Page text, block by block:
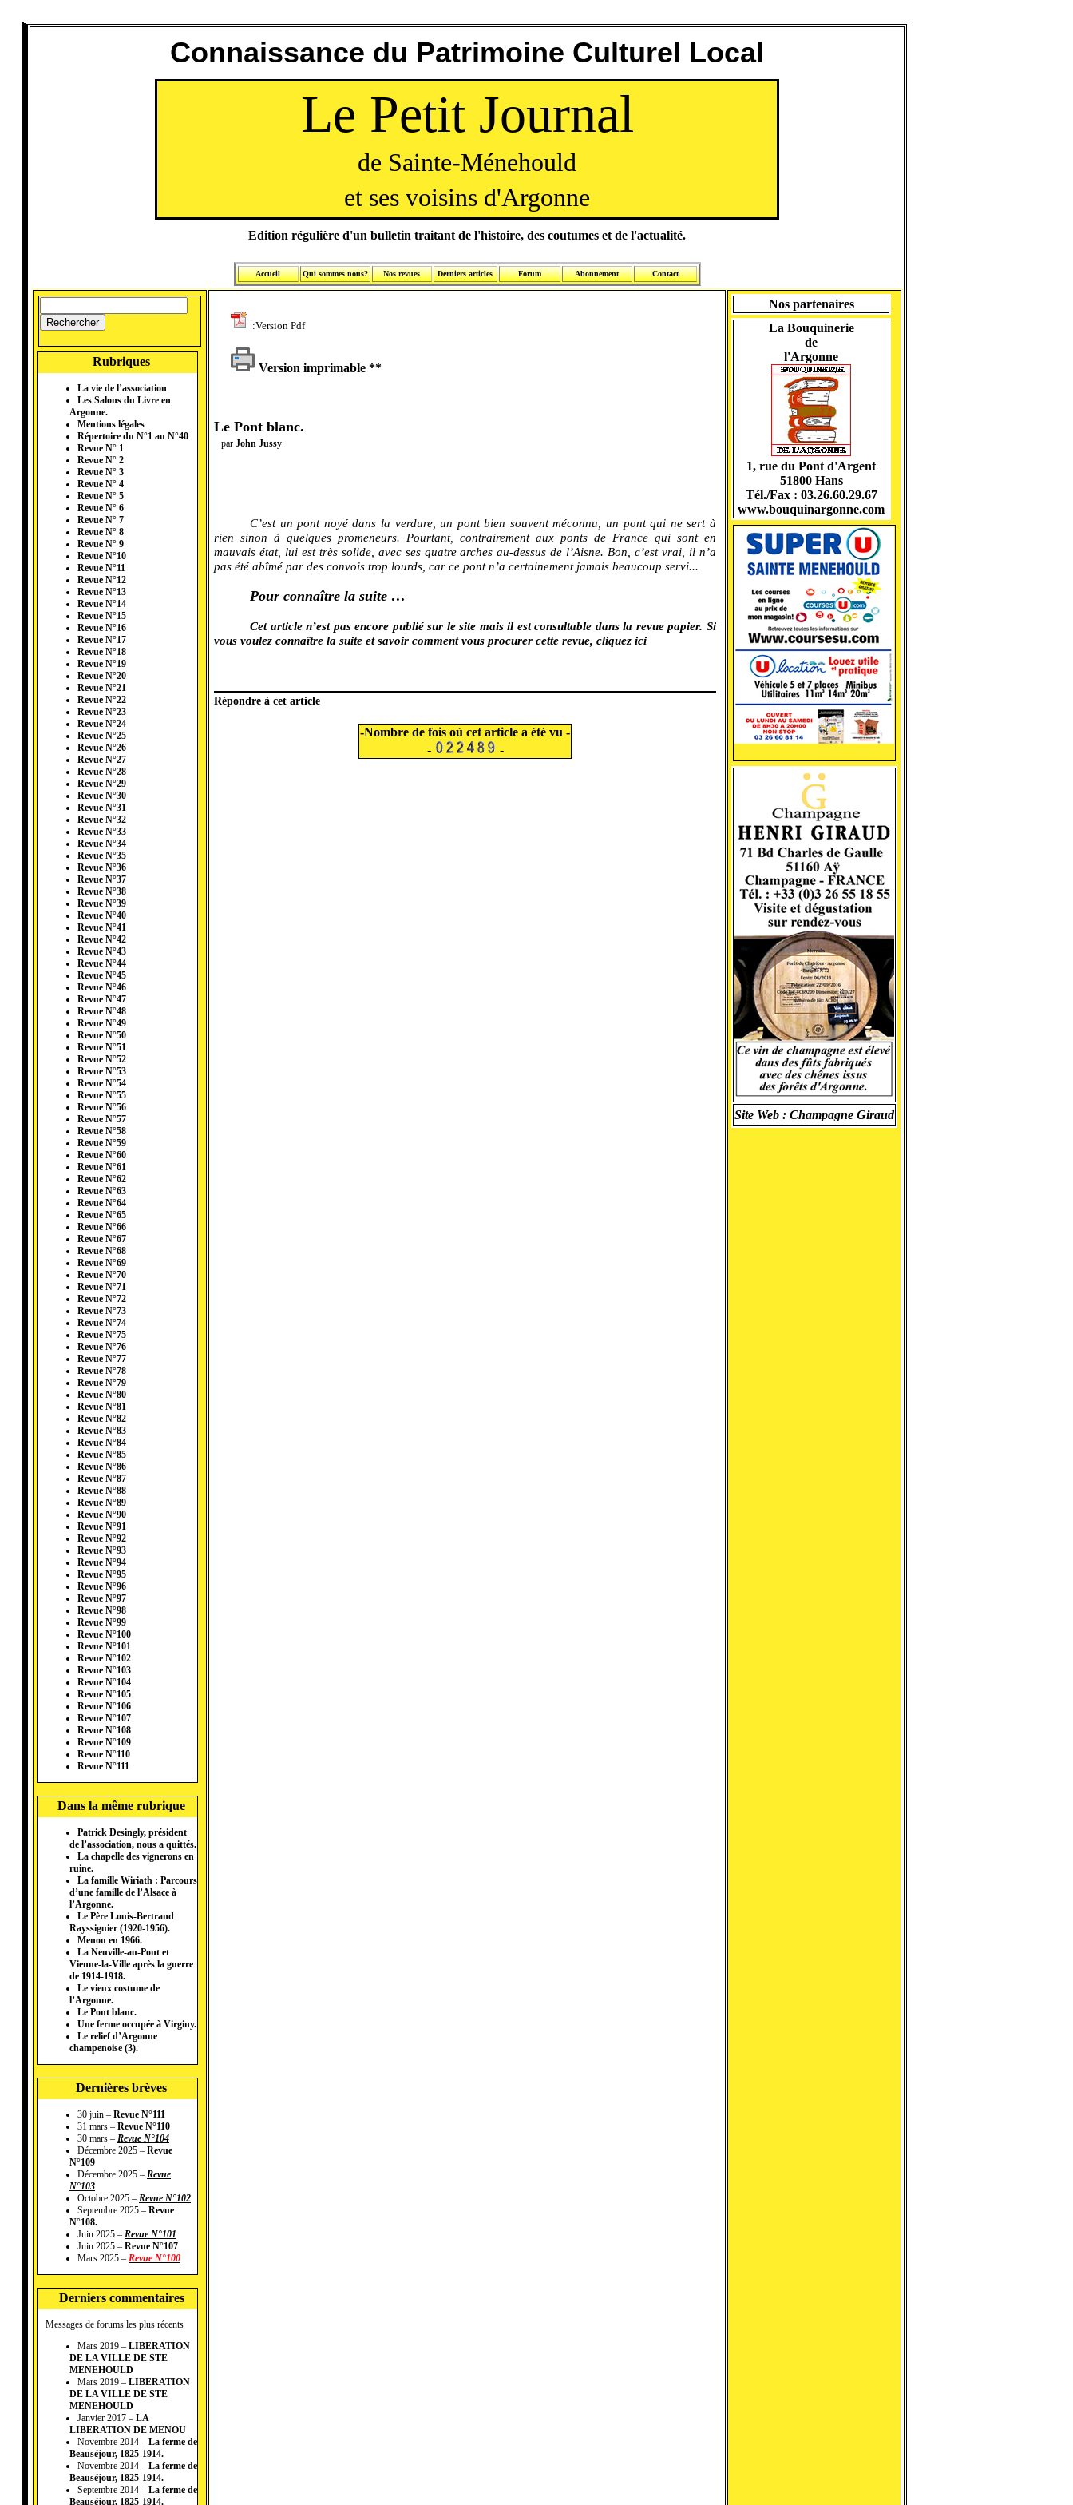
Connaissance du Patrimoine Culturel Local
Le Petit Journal
de Sainte-Ménehould
et ses voisins d'Argonne
Edition régulière d'un bulletin traitant de l'histoire, des coutumes et de l'actualité.
Accueil Qui sommes nous? Nos revues Derniers articles Forum Abonnement Contact
Rubriques
La vie de l’association
Les Salons du Livre en
Argonne.
Mentions légales
Répertoire du N°1 au N°40
Revue N° 1
Revue N° 2
Revue N° 3
Revue N° 4
Revue N° 5
Revue N° 6
Revue N° 7
Revue N° 8
Revue N° 9
Revue N°10
Revue N°11
Revue N°12
Revue N°13
Revue N°14
Revue N°15
Revue N°16
Revue N°17
Revue N°18
Revue N°19
Revue N°20
Revue N°21
Revue N°22
Revue N°23
Revue N°24
Revue N°25
Revue N°26
Revue N°27
Revue N°28
Revue N°29
Revue N°30
Revue N°31
Revue N°32
Revue N°33
Revue N°34
Revue N°35
Revue N°36
Revue N°37
Revue N°38
Revue N°39
Revue N°40
Revue N°41
Revue N°42
Revue N°43
Revue N°44
Revue N°45
Revue N°46
Revue N°47
Revue N°48
Revue N°49
Revue N°50
Revue N°51
Revue N°52
Revue N°53
Revue N°54
Revue N°55
Revue N°56
Revue N°57
Revue N°58
Revue N°59
Revue N°60
Revue N°61
Revue N°62
Revue N°63
Revue N°64
Revue N°65
Revue N°66
Revue N°67
Revue N°68
Revue N°69
Revue N°70
Revue N°71
Revue N°72
Revue N°73
Revue N°74
Revue N°75
Revue N°76
Revue N°77
Revue N°78
Revue N°79
Revue N°80
Revue N°81
Revue N°82
Revue N°83
Revue N°84
Revue N°85
Revue N°86
Revue N°87
Revue N°88
Revue N°89
Revue N°90
Revue N°91
Revue N°92
Revue N°93
Revue N°94
Revue N°95
Revue N°96
Revue N°97
Revue N°98
Revue N°99
Revue N°100
Revue N°101
Revue N°102
Revue N°103
Revue N°104
Revue N°105
Revue N°106
Revue N°107
Revue N°108
Revue N°109
Revue N°110
Revue N°111
Dans la même rubrique
Patrick Desingly, président
de l’association, nous a quittés.
La chapelle des vignerons en
ruine.
La famille Wiriath : Parcours
d’une famille de l’Alsace à
l’Argonne.
Le Père Louis-Bertrand
Rayssiguier (1920-1956).
Menou en 1966.
La Neuville-au-Pont et
Vienne-la-Ville après la guerre
de 1914-1918.
Le vieux costume de
l’Argonne.
Le Pont blanc.
Une ferme occupée à Virginy.
Le relief d’Argonne
champenoise (3).
Dernières brèves
30 juin – Revue N°111
31 mars – Revue N°110
30 mars – Revue N°104
Décembre 2025 – Revue
N°109
Décembre 2025 – Revue
N°103
Octobre 2025 – Revue N°102
Septembre 2025 – Revue
N°108.
Juin 2025 – Revue N°101
Juin 2025 – Revue N°107
Mars 2025 – Revue N°100
Derniers commentaires
Messages de forums les plus récents
Mars 2019 – LIBERATION
DE LA VILLE DE STE
MENEHOULD
Mars 2019 – LIBERATION
DE LA VILLE DE STE
MENEHOULD
Janvier 2017 – LA
LIBERATION DE MENOU
Novembre 2014 – La ferme de
Beauséjour, 1825-1914.
Novembre 2014 – La ferme de
Beauséjour, 1825-1914.
Septembre 2014 – La ferme de
Beauséjour, 1825-1914.
:Version Pdf
Version imprimable **
Le Pont blanc.
par John Jussy
C’est un pont noyé dans la verdure, un pont bien souvent méconnu, un pont qui ne sert à
rien sinon à quelques promeneurs. Pourtant, contrairement aux ponts de France qui sont en
mauvais état, lui est très solide, avec ses quatre arches au-dessus de l’Aisne. Bon, c’est vrai, il n’a
pas été abîmé par des convois trop lourds, car ce pont n’a certainement jamais beaucoup servi...
Pour connaître la suite …
Cet article n’est pas encore publié sur le site mais il est consultable dans la revue papier. Si
vous voulez connaître la suite et savoir comment vous procurer cette revue, cliquez ici
Répondre à cet article
-Nombre de fois où cet article a été vu -
-
-
Nos partenaires
La Bouquinerie
de
l'Argonne
1, rue du Pont d'Argent
51800 Hans
Tél./Fax : 03.26.60.29.67
www.bouquinargonne.com
Site Web : Champagne Giraud